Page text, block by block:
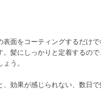
表面をコーティングするだけ
髪にしっかりと定着するの
う。
効果が感じられない、数日